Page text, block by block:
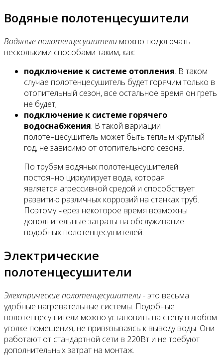
Водяные полотенцесушители
Водяные полотенцесушители можно подключать
несколькими способами таким, как:
подключение к системе отопления. В таком
случае полотенцесушитель будет горячим только в
отопительный сезон, все остальное время он греть
не будет;
подключение к системе горячего
водоснабжения. В такой вариации
полотенцесушитель может быть теплым круглый
год, не зависимо от отопительного сезона.
По трубам водяных полотенцесушителей
постоянно циркулирует вода, которая
является агрессивной средой и способствует
развитию различных коррозий на стенках труб.
Поэтому через некоторое время возможны
дополнительные затраты на обслуживание
подобных полотенцесушителей.
Электрические
полотенцесушители
Электрические полотенцесушители- это весьма
удобные нагревательные системы. Подобные
полотенцесушители можно установить на стену в любом
уголке помещения, не привязываясь к выводу воды. Они
работают от стандартной сети в 220Вт и не требуют
дополнительных затрат на монтаж.